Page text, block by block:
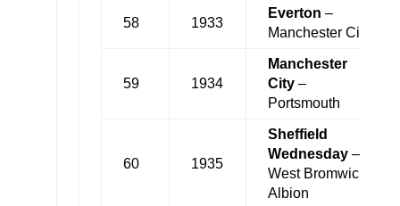
58 1933
Everton –
Manchester City
59 1934
Manchester
City–
Portsmouth
60 1935
Sheffield
Wednesday–
West Bromwich
Albion